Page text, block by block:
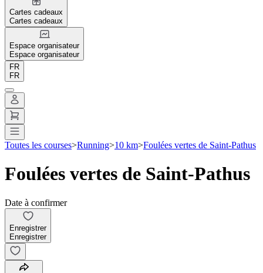
Cartes cadeaux
Cartes cadeaux
Espace organisateur
Espace organisateur
FR
FR
Toutes les courses>Running>10 km>Foulées vertes de Saint-Pathus
Foulées vertes de Saint-Pathus
Date à confirmer
Enregistrer
Enregistrer